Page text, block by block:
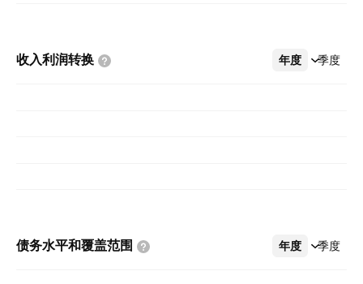
收入利润转换 年度 季度
更多
债务水平和覆盖范围 年度 季度
更多